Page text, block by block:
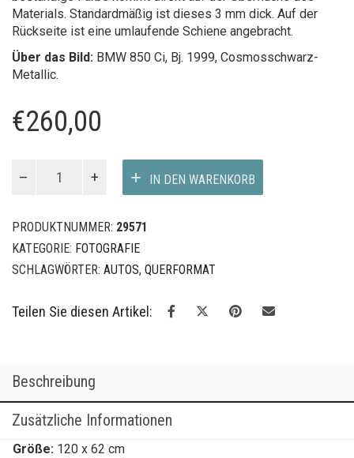
Materials. Standardmäßig ist dieses 3 mm dick. Auf der
Rückseite ist eine umlaufende Schiene angebracht.
Über das Bild: BMW 850 Ci, Bj. 1999, Cosmosschwarz-
Metallic.
€260,00
II
Menge
IN DEN WARENKORB
PRODUKTNUMMER: 29571
KATEGORIE: FOTOGRAFIE
SCHLAGWÖRTER: AUTOS, QUERFORMAT
Teilen Sie diesen Artikel:
Beschreibung
Zusätzliche Informationen
Größe: 120 x 62 cm